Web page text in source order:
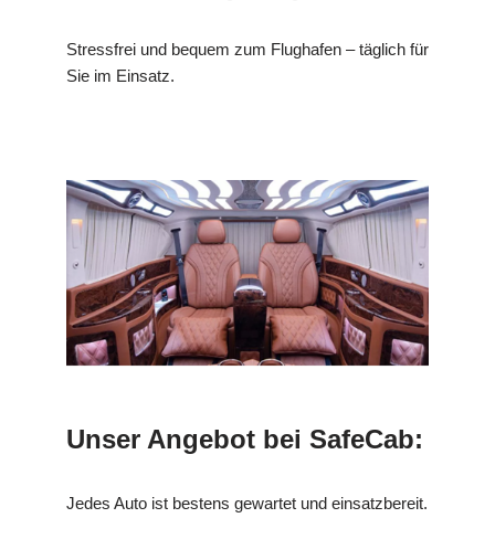
Stressfrei und bequem zum Flughafen – täglich für
Sie im Einsatz.
Unser Angebot bei SafeCab:
Jedes Auto ist bestens gewartet und einsatzbereit.